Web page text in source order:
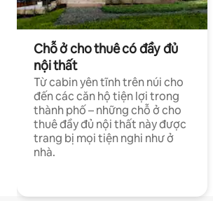
Chỗ ở cho thuê có đầy đủ
nội thất
Từ cabin yên tĩnh trên núi cho
đến các căn hộ tiện lợi trong
thành phố – những chỗ ở cho
thuê đầy đủ nội thất này được
trang bị mọi tiện nghi như ở
nhà.